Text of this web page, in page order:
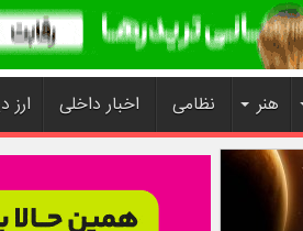
هنر نظامی اخبار داخلی ارز